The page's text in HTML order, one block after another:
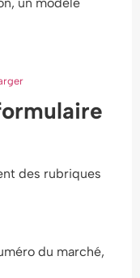
des rubriques
du marché,